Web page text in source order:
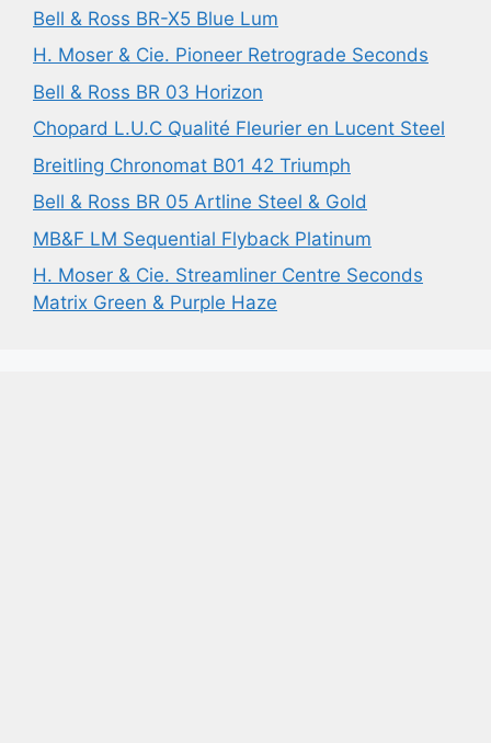
Bell & Ross BR-X5 Blue Lum
H. Moser & Cie. Pioneer Retrograde Seconds
Bell & Ross BR 03 Horizon
Chopard L.U.C Qualité Fleurier en Lucent Steel
Breitling Chronomat B01 42 Triumph
Bell & Ross BR 05 Artline Steel & Gold
MB&F LM Sequential Flyback Platinum
H. Moser & Cie. Streamliner Centre Seconds
Matrix Green & Purple Haze